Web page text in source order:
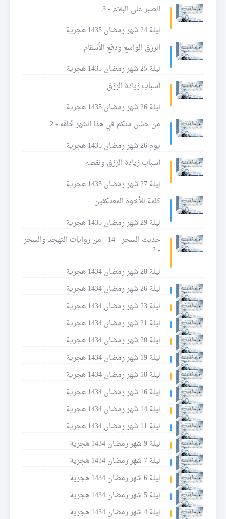
الصبر على البلاء - 3
ليلة 24 شهر رمضان 1435 هجرية
الرزق الواسع ودفع الأسقام
ليلة 25 شهر رمضان 1435 هجرية
أسباب زيادة الرزق
ليلة 26 شهر رمضان 1435 هجرية
من حسًن منكم في هذا الشهر خُلقَه - 2
يوم 26 شهر رمضان 1435 هجرية
أسباب زيادة الرزق ونقصه
ليلة 27 شهر رمضان 1435 هجرية
كلمة للأخوة المعتكفين
ليلة 29 شهر رمضان 1435 هجرية
حديث السحر - 14 - من روايات التهجد والسحر
- 2
ليلة 28 شهر رمضان 1434 هجرية
ليلة 26 شهر رمضان 1434 هجرية
ليلة 23 شهر رمضان 1434 هجرية
ليلة 21 شهر رمضان 1434 هجرية
ليلة 20 شهر رمضان 1434 هجرية
ليلة 19 شهر رمضان 1434 هجرية
ليلة 18 شهر رمضان 1434 هجرية
ليلة 16 شهر رمضان 1434 هجرية
ليلة 14 شهر رمضان 1434 هجرية
ليلة 11 شهر رمضان 1434 هجرية
ليلة 9 شهر رمضان 1434 هجرية
ليلة 7 شهر رمضان 1434 هجرية
ليلة 6 شهر رمضان 1434 هجرية
ليلة 5 شهر رمضان 1434 هجرية
ليلة 4 شهر رمضان 1434 هجرية